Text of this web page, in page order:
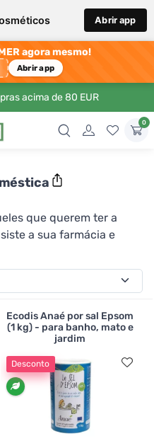
Abrir app
agora mesmo!
Abrir app
acima de 80 EUR
0
que querem ter a
a sua farmácia e
produzem-nos eles
encontrar
para a sua própria
Ecodis Anaé por sal Epsom
(1 kg) - para banho, mato e
jardim
Desconto